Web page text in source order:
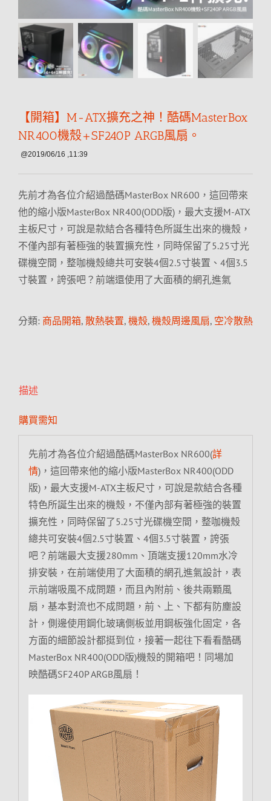
【開箱】M-ATX擴充之神！酷碼MasterBox
NR400機殼+SF240P ARGB風扇。
@2019/06/16 ,11:39
先前才為各位介紹過酷碼MasterBox NR600，這回帶來
他的縮小版MasterBox NR400(ODD版)，最大支援M-ATX
主板尺寸，可說是款結合各種特色所誕生出來的機殼，
不僅內部有著極強的裝置擴充性，同時保留了5.25寸光
碟機空間，整咖機殼總共可安裝4個2.5寸裝置、4個3.5
寸裝置，誇張吧？前端還使用了大面積的網孔進氣
分類: 商品開箱, 散熱裝置, 機殼, 機殼周邊風扇, 空冷散熱
描述
購買需知
先前才為各位介紹過酷碼MasterBox NR600(詳
情)，這回帶來他的縮小版MasterBox NR400(ODD
版)，最大支援M-ATX主板尺寸，可說是款結合各種
特色所誕生出來的機殼，不僅內部有著極強的裝置
擴充性，同時保留了5.25寸光碟機空間，整咖機殼
總共可安裝4個2.5寸裝置、4個3.5寸裝置，誇張
吧？前端最大支援280mm、頂端支援120mm水冷
排安裝，在前端使用了大面積的網孔進氣設計，表
示前端吸風不成問題，而且內附前、後共兩顆風
扇，基本對流也不成問題，前、上、下都有防塵設
計，側邊使用鋼化玻璃側板並用鋼板強化固定，各
方面的細節設計都挺到位，接著一起往下看看酷碼
MasterBox NR400(ODD版)機殼的開箱吧！同場加
映酷碼SF240P ARGB風扇！